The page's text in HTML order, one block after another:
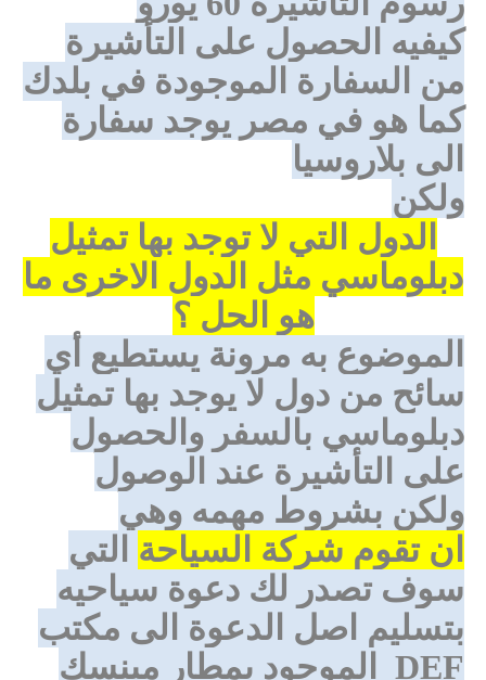
كيفيه الحصول على التأشيرة
من السفارة الموجودة في بلدك
كما هو في مصر يوجد سفارة
الى بلاروسيا
ولكن
الدول التي لا توجد بها تمثيل
دبلوماسي مثل الدول الاخرى ما
هو الحل ؟
الموضوع به مرونة يستطيع أي
سائح من دول لا يوجد بها تمثيل
دبلوماسي بالسفر والحصول
على التأشيرة عند الوصول
ولكن بشروط مهمه وهي
ان تقوم شركة السياحة التي
سوف تصدر لك دعوة سياحيه
بتسليم اصل الدعوة الى مكتب
DEF
الموجود بمطار مينسك